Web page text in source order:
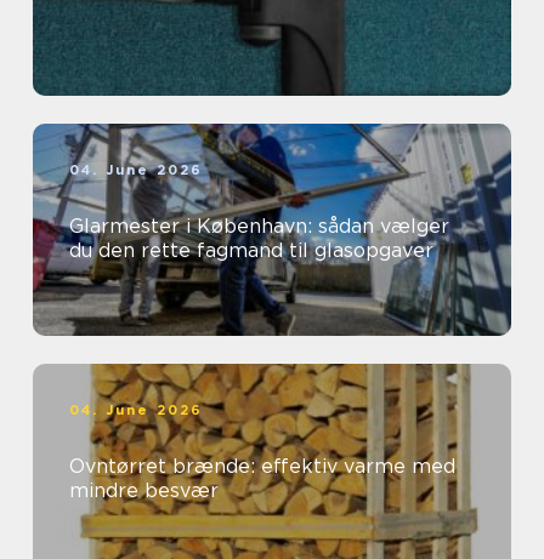
04. June 2026
Glarmester i København: sådan vælger
du den rette fagmand til glasopgaver
04. June 2026
Ovntørret brænde: effektiv varme med
mindre besvær